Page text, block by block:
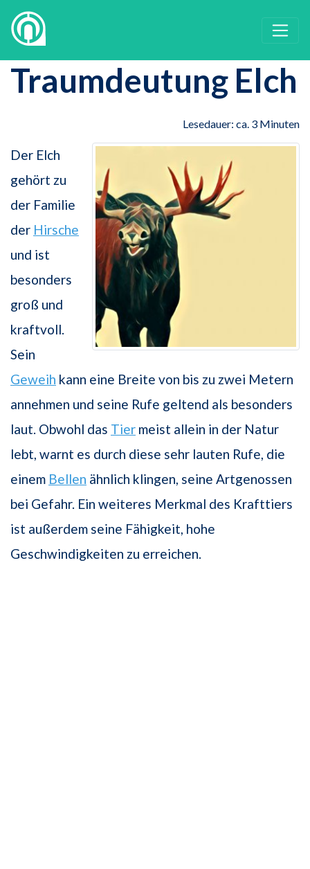
Traumdeutung Elch
Lesedauer: ca. 3 Minuten
Der Elch
gehört zu
der Familie
der Hirsche
und ist
besonders
groß und
kraftvoll.
Sein
Geweih kann eine Breite von bis zu zwei Metern
annehmen und seine Rufe geltend als besonders
laut. Obwohl das Tier meist allein in der Natur
lebt, warnt es durch diese sehr lauten Rufe, die
einem Bellen ähnlich klingen, seine Artgenossen
bei Gefahr. Ein weiteres Merkmal des Krafttiers
ist außerdem seine Fähigkeit, hohe
Geschwindigkeiten zu erreichen.